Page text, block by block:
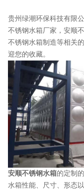
贵州绿潮环保科技有限
不锈钢水箱厂家 ，安顺
不锈钢水箱制造等相关
迎您的收藏。
安顺不锈钢水箱的定制
水箱性能、尺寸、形态